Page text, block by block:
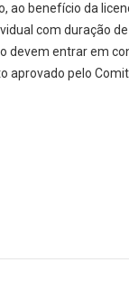
ao benefício da
com duração
devem entrar em
pelo